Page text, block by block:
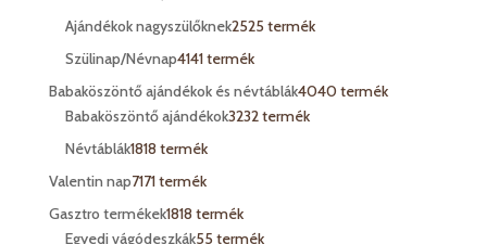
Ajándékok nagyszülőknek2525 termék
Szülinap/Névnap4141 termék
Babaköszöntő ajándékok és névtáblák4040 termék
Babaköszöntő ajándékok3232 termék
Névtáblák1818 termék
Valentin nap7171 termék
Gasztro termékek1818 termék
Egyedi vágódeszkák55 termék